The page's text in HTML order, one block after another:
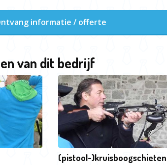
informatie / offerte
van dit bedrijf
(pistool-)kruisboogschieten